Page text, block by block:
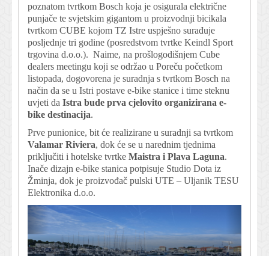
poznatom tvrtkom Bosch koja je osigurala električne
punjače te svjetskim gigantom u proizvodnji bicikala
tvrtkom CUBE kojom TZ Istre uspješno surađuje
posljednje tri godine (posredstvom tvrtke Keindl Sport
trgovina d.o.o.). Naime, na prošlogodišnjem Cube
dealers meetingu koji se održao u Poreču početkom
listopada, dogovorena je suradnja s tvrtkom Bosch na
način da se u Istri postave e-bike stanice i time steknu
uvjeti da Istra bude prva cjelovito organizirana e-
bike destinacija.
Prve punionice, bit će realizirane u suradnji sa tvrtkom
Valamar Riviera, dok će se u narednim tjednima
priključiti i hotelske tvrtke Maistra i Plava Laguna.
Inače dizajn e-bike stanica potpisuje Studio Dota iz
Žminja, dok je proizvođač pulski UTE – Uljanik TESU
Elektronika d.o.o.